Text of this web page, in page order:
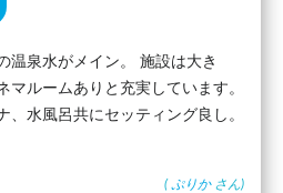
温泉水がメイン。 施設は大き
マルームありと充実しています。
、水風呂共にセッティング良し。
( ぷりか さん)